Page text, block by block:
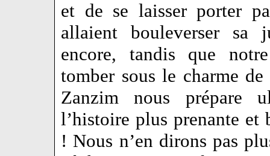
et de se laisser porter
allaient bouleverser sa
encore, tandis que
tomber sous le charme
Zanzim nous prépare
l’histoire plus prenante
! Nous n’en dirons pas